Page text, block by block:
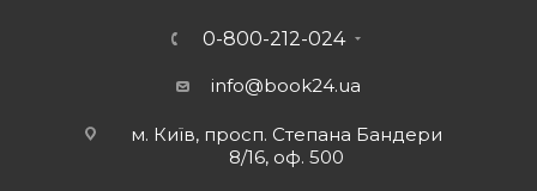
0-800-212-024
info@book24.ua
м. Київ, просп. Степана Бандери
8/16, оф. 500